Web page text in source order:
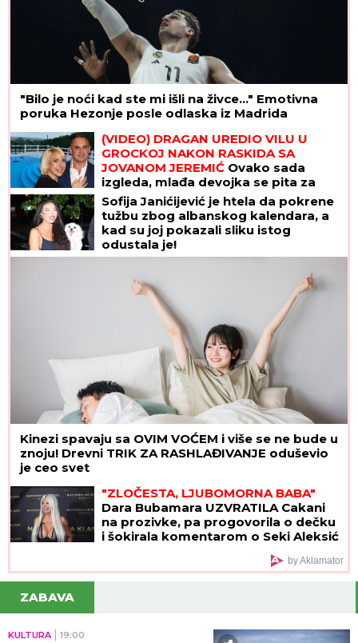
"Bilo je noći kad ste mi išli na živce..." Emotivna
poruka Hezonje posle odlaska iz Madrida
(VIDEO) DRAGAN UREDIO VILU U
GROCKOJ NAKON RASKIDA SA
JOVANOM JEREMIĆ Ovako sada
izgleda, mlađa devojka se pita za
sve
Sofija Janićijević je htela da pokrene
tužbu zbog albanskog kalendara, a
kad su joj pokazali sliku istog
odustala je!
Kinezi spavaju sa OVIM VOĆEM i više se ne bude u
znoju! Drevni TRIK ZA RASHLAĐIVANJE oduševio
je ceo svet
"ZLOČESTA, LJUBOMORNA BABA"
Dara Bubamara UZVRATILA Cakani
na prozivke, pa progovorila o dečku
i šokirala komentarom o Seki Aleksić
by Aklamator
ZABAVA
KULTURA 19:00